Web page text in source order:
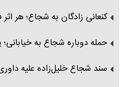
کنعانی زادگان به شجاع؛ هر
حمله دوباره شجاع به
سند شجاع خلیل‌زاده علیه